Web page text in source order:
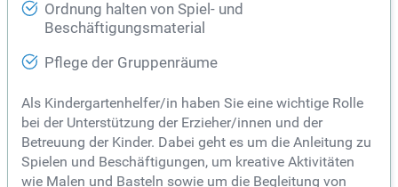
Ordnung halten von Spiel- und
Beschäftigungsmaterial
Pflege der Gruppenräume
Als Kindergartenhelfer/in haben Sie eine wichtige Rolle
bei der Unterstützung der Erzieher/innen und der
Betreuung der Kinder. Dabei geht es um die Anleitung zu
Spielen und Beschäftigungen, um kreative Aktivitäten
wie Malen und Basteln sowie um die Begleitung von